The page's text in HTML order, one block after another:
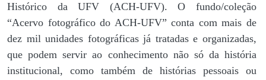
Histórico da UFV (ACH-UFV). O fundo/coleção
“Acervo fotográfico do ACH-UFV” conta com mais de
dez mil unidades fotográficas já tratadas e organizadas,
que podem servir ao conhecimento não só da história
institucional, como também de histórias pessoais ou